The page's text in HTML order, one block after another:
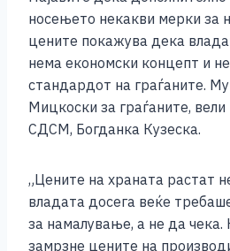
c
e
b
o
o
ss
e
n
g
er
tt
er
at
s
A
p
p
носењето некакви мерки за
цените покажува дека
нема економски концепт и
стандардот на граѓаните. Му
Мицкоски за граѓаните,
СДСМ, Богданка Кузеска.
„Цените на храната растат
владата досега веќе
за намалување, а не да чека.
замрзне цените на